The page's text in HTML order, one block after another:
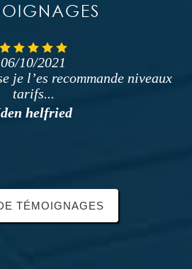
06/10/2021
je l’es recommande niveaux
tarifs...
helfried
TÉMOIGNAGES